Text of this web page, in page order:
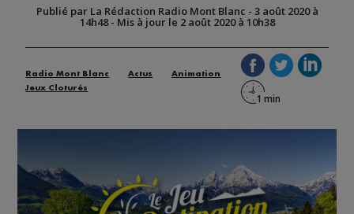
Publié par La Rédaction Radio Mont Blanc - 3 août 2020 à
14h48- Mis à jour le 2 août 2020 à 10h38
Radio Mont Blanc Actus
Animation
Jeux Cloturés